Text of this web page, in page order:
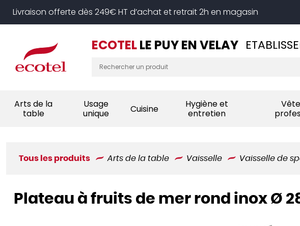
Livraison offerte dès 249€ HT d’achat et retrait 2h en magasin
ECOTELLE PUY EN VELAY
Arts de la
table
Usage
unique
Cuisine
Hygiène et
entretien
Tous les produits Arts de la table Vaisselle Vaisselle de
Plateau à fruits de mer rond inox Ø
Panneau de gestion des cookies